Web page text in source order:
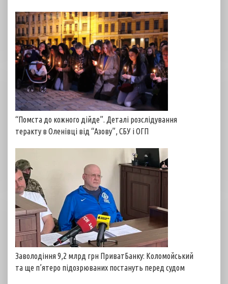
“Помста до кожного дійде”. Деталі розслідування
теракту в Оленівці від “Азову”, СБУ і ОГП
Заволодіння 9,2 млрд грн ПриватБанку: Коломойський
та ще п’ятеро підозрюваних постануть перед судом